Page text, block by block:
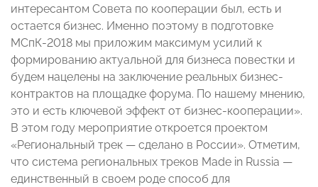
интересантом Совета по кооперации был, есть и
остается бизнес. Именно поэтому в подготовке
МСпК-2018 мы приложим максимум усилий к
формированию актуальной для бизнеса повестки и
будем нацелены на заключение реальных бизнес-
контрактов на площадке форума. По нашему мнению,
это и есть ключевой эффект от бизнес-кооперации».
В этом году мероприятие откроется проектом
«Региональный трек — сделано в России». Отметим,
что система региональных треков Made in Russia —
единственный в своем роде способ для